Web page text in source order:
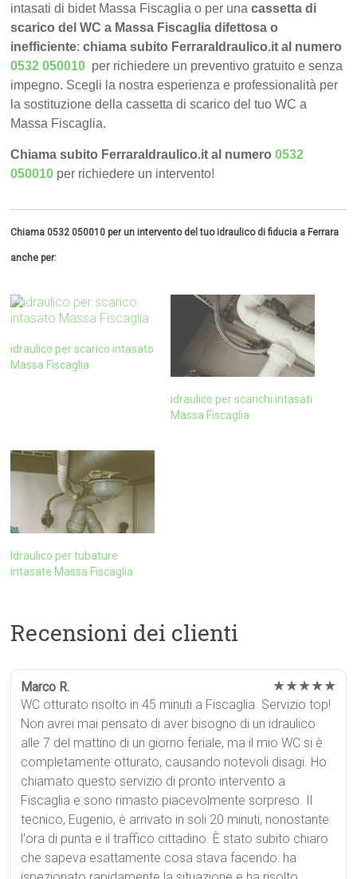
intasati di bidet Massa Fiscaglia o per unacassetta di
scarico del WC a Massa Fiscaglia difettosa o
inefficiente:chiama subito FerraraIdraulico.it al numero
0532 050010 per richiedere un preventivo gratuito e senza
impegno. Scegli la nostra esperienza e professionalità per
la sostituzione della cassetta di scarico del tuo WC a
Massa Fiscaglia.
Chiama subito FerraraIdraulico.it al numero0532
050010 per richiedere un intervento!
Chiama 0532 050010 per un intervento del tuo idraulico di fiducia a Ferrara
anche per:
idraulico per scarico intasato
Massa Fiscaglia
idraulico per scarichi intasati
Massa Fiscaglia
Idraulico per tubature
intasate Massa Fiscaglia
Recensioni dei clienti
Marco R. ★★★★★
WC otturato risolto in 45 minuti a Fiscaglia. Servizio top!
Non avrei mai pensato di aver bisogno di un idraulico
alle 7 del mattino di un giorno feriale, ma il mio WC si è
completamente otturato, causando notevoli disagi. Ho
chiamato questo servizio di pronto intervento a
Fiscaglia e sono rimasto piacevolmente sorpreso. Il
tecnico, Eugenio, è arrivato in soli 20 minuti, nonostante
l'ora di punta e il traffico cittadino. È stato subito chiaro
che sapeva esattamente cosa stava facendo: ha